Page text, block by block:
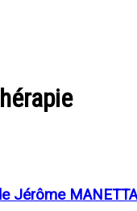
Jérôme MANETTA